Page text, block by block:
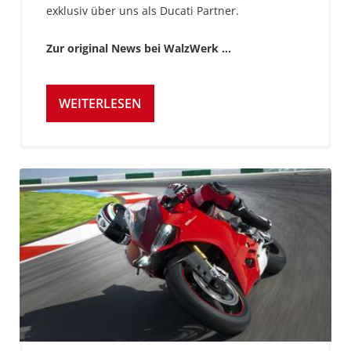
exklusiv über uns als Ducati Partner.
Zur original News bei WalzWerk ...
WEITERLESEN